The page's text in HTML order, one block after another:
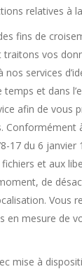
relatives à
fins de
vos
services
et dans
afin de vous
Conformément
17 du 6 janvier
et aux
de
Vous
en mesure de
mise à